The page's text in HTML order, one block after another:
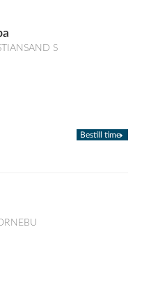
S
Bestill time